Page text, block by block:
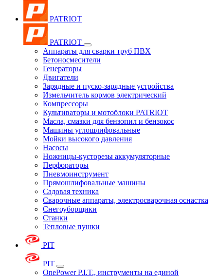
PATRIOT
PATRIOT
Аппараты для сварки труб ПВХ
Бетоносмесители
Генераторы
Двигатели
Зарядные и пуско-зарядные устройства
Измельчитель кормов электрический
Компрессоры
Культиваторы и мотоблоки PATRIOT
Масла, смазки для бензопил и бензокос
Машины углошлифовальные
Мойки высокого давления
Насосы
Ножницы-кусторезы аккумуляторные
Перфораторы
Пневмоинструмент
Прямошлифовальные машины
Садовая техника
Сварочные аппараты, электросварочная оснастка
Снегоуборщики
Станки
Тепловые пушки
PIT
PIT
OnePower P.I.T., инструменты на единой